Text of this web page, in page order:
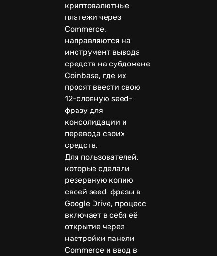
криптовалютные
платежи через
Commerce,
направляются на
инструмент вывода
средств на субдомене
Coinbase, где их
просят ввести свою
12-словную seed-
фразу для
консолидации и
перевода своих
средств.
Для пользователей,
которые сделали
резервную копию
своей seed-фразы в
Google Drive, процесс
включает в себя её
открытие через
настройки панели
Commerce и ввод в